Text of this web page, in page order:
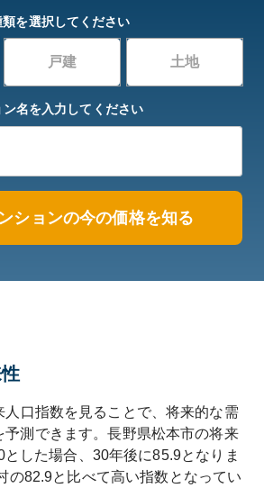
を選択してください
戸建 土地
ン名を入力してください
ションの今の価格を知る
人口指数を見ることで、将来的な需
予測できます。長野県松本市の将来
とした場合、30年後に85.9となりま
の82.9と比べて高い指数となってい